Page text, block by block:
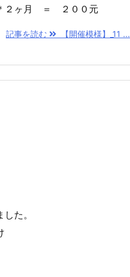
ヶ月 ＝ ２００元
記事を読む 【開催模様】_11 ...
た。